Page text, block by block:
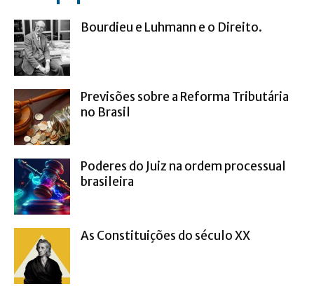
Bourdieu e Luhmann e o Direito.
Previsões sobre a Reforma Tributária
no Brasil
Poderes do Juiz na ordem processual
brasileira
As Constituições do século XX